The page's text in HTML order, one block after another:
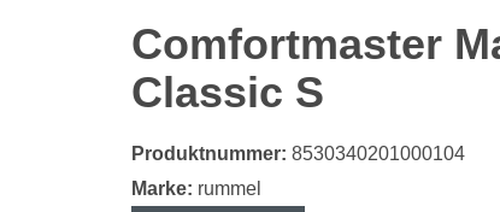
Comfortmaster
Classic S
Produktnummer: 8530340201000104
Marke: rummel